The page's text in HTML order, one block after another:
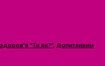
"Ти як?", Допитливим